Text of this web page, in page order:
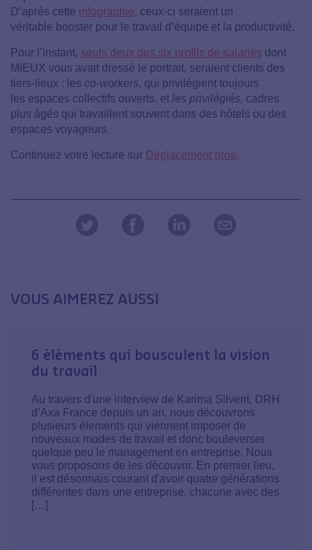
D’après cette infographie, ceux-ci seraient un
véritable booster pour le travail d’équipe et la productivité.
Pour l’instant, seuls deux des six profils de salariés dont
MIEUX vous avait dressé le portrait, seraient clients des
tiers-lieux : les co-workers, qui privilégient toujours
les espaces collectifs ouverts, et les privilégiés, cadres
plus âgés qui travaillent souvent dans des hôtels ou des
espaces voyageurs.
Continuez votre lecture sur Déplacement pros.
VOUS AIMEREZ AUSSI
6 éléments qui bousculent la vision
du travail
Au travers d'une interview de Karima Silvent, DRH
d’Axa France depuis un an, nous découvrons
plusieurs élements qui viennent imposer de
nouveaux modes de travail et donc bouleverser
quelque peu le management en entreprise. Nous
vous proposons de les découvrir. En premier lieu,
il est désormais courant d'avoir quatre générations
différentes dans une entreprise, chacune avec des
[…]